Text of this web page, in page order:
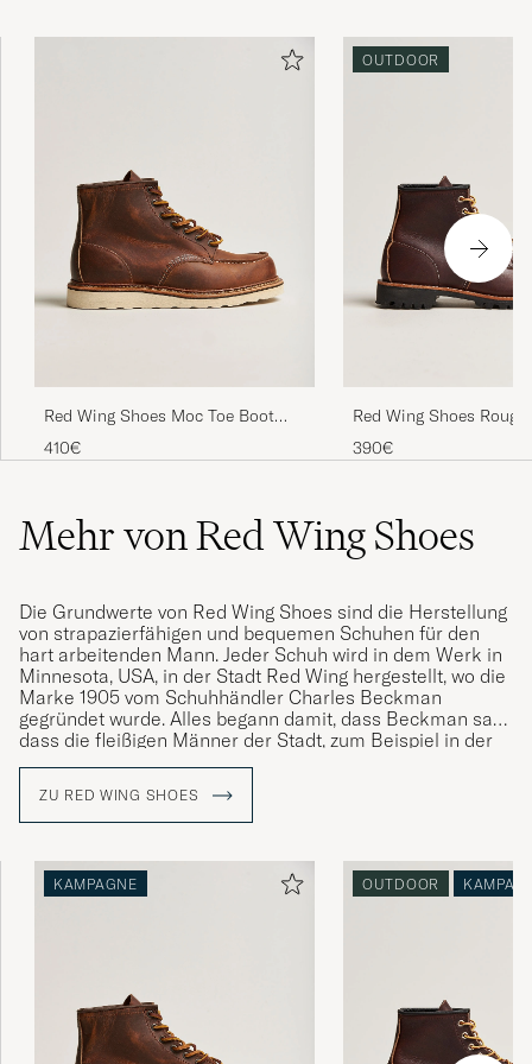
Red Wing Shoes Moc Toe Boot
Copper Rough/Though Leather
410€
OUTDOOR
Red Wing Shoes
Briar Oil Slick Leather
390€
Mehr von Red Wing Shoes
Die Grundwerte von Red Wing Shoes sind die Herstellung
von strapazierfähigen und bequemen Schuhen für den
hart arbeitenden Mann. Jeder Schuh wird in dem Werk in
Minnesota, USA, in der Stadt Red Wing hergestellt, wo die
Marke 1905 vom Schuhhändler Charles Beckman
gegründet wurde. Alles begann damit, dass Beckman sah,
dass die fleißigen Männer der Stadt, zum Beispiel in der
Bergbau- und Forstwirtschaft, angemessenes Schuhwerk
sich weiterentwickelt und heute werden die Schuhe von
hartarbeitenden Männer auf den Ölfeldern im Nahen
Welt getragen.
ZU RED WING SHOES
KAMPAGNE OUTDOOR